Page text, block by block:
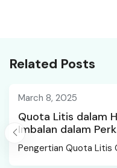
Related Posts
March 8, 2025
Quota Litis dalam
Imbalan dalam
Pengertian Quota Litis